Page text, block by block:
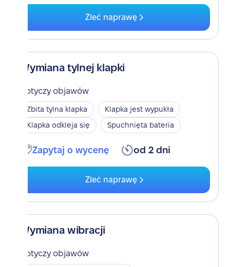
Zleć naprawę
Wymiana tylnej klapki
Dotyczy objawów
Zbita tylna klapka
Klapka jest wypukła
Klapka odkleja się
Spuchnięta bateria
Zapytaj o wycenę od 2 dni
Zleć naprawę
Wymiana wibracji
Dotyczy objawów